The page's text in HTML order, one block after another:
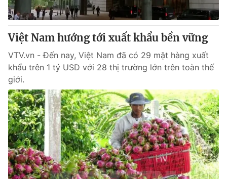
Việt Nam hướng tới xuất khẩu bền vững
VTV.vn - Đến nay, Việt Nam đã có 29 mặt hàng xuất
khẩu trên 1 tỷ USD với 28 thị trường lớn trên toàn thế
giới.